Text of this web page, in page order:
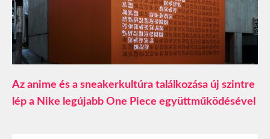
Az anime és a sneakerkultúra találkozása új szintre
lép a Nike legújabb One Piece együttműködésével